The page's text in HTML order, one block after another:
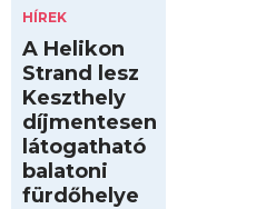
HÍREK
A Helikon
Strand lesz
Keszthely
díjmentesen
látogatható
balatoni
fürdőhelye